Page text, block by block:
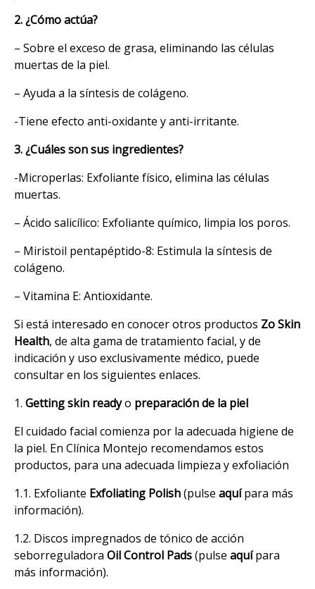
2. ¿Cómo actúa?
– Sobre el exceso de grasa, eliminando las células
muertas de la piel.
– Ayuda a la síntesis de colágeno.
-Tiene efecto anti-oxidante y anti-irritante.
3. ¿Cuáles son sus ingredientes?
-Microperlas: Exfoliante físico, elimina las células
muertas.
– Ácido salicílico: Exfoliante químico, limpia los poros.
– Miristoil pentapéptido-8: Estimula la síntesis de
colágeno.
– Vitamina E: Antioxidante.
Si está interesado en conocer otros productos Zo Skin
Health, de alta gama de tratamiento facial, y de
indicación y uso exclusivamente médico, puede
consultar en los siguientes enlaces.
1. Getting skin readyo preparación de la piel
El cuidado facial comienza por la adecuada higiene de
la piel. En Clínica Montejo recomendamos estos
productos, para una adecuada limpieza y exfoliación
1.1. Exfoliante Exfoliating Polish(pulse aquí para más
información).
1.2. Discos impregnados de tónico de acción
seborreguladora Oil Control Pads(pulse aquípara
más información).